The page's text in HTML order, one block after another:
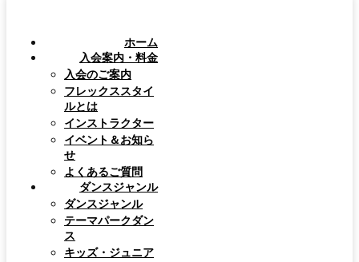
ホーム
入会案内・料金
入会のご案内
フレックススタイ
ルとは
インストラクター
イベント＆お知ら
せ
よくあるご質問
ダンスジャンル
ダンスジャンル
テーマパークダン
ス
キッズ・ジュニア